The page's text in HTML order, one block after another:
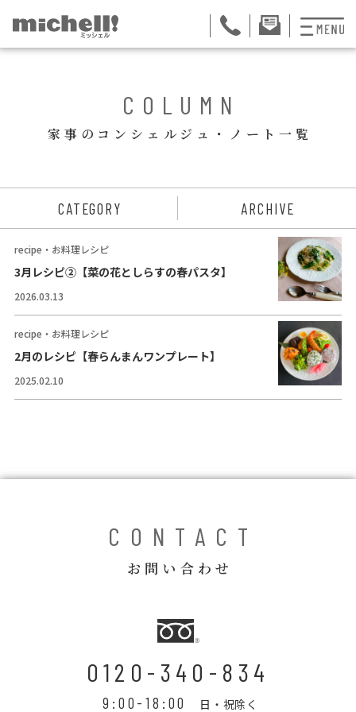
お掃除代行
おためしサービス
サービス一覧
ご契約者さま限定サ
会社紹介
ご案内
家事スタッフ募集
お問い合わせ
COLUMN
家事のコンシェルジュ・ノート一覧
CATEGORY ARCHIVE
recipe・お料理レシピ
3月レシピ②【菜の花としらすの春パスタ】
2026.03.13
recipe・お料理レシピ
2月のレシピ【春らんまんワンプレート】
2025.02.10
CONTACT
お問い合わせ
0120-340-834
9:00-18:00 日・祝除く